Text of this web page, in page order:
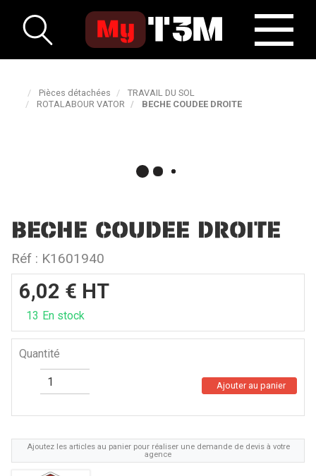
Pièces détachées
TRAVAIL DU SOL
ROTALABOUR VATOR
BECHE COUDEE DROITE
BECHE COUDEE DROITE
Réf : K1601940
Ajoutez les articles au panier pour réaliser une demande de devis à votre
agence
6,02 € HT
13 En stock
Quantité
Ajouter au panier